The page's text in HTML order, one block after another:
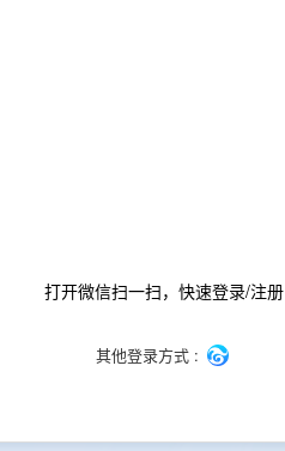
打开微信扫一扫，快速登录/注册
其他登录方式 :